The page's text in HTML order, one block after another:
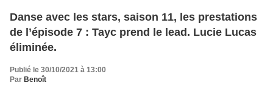
Danse avec les stars, saison 11, les prestations
de l’épisode 7 : Tayc prend le lead. Lucie Lucas
éliminée.
Publié le 30/10/2021 à 13:00
Par Benoît